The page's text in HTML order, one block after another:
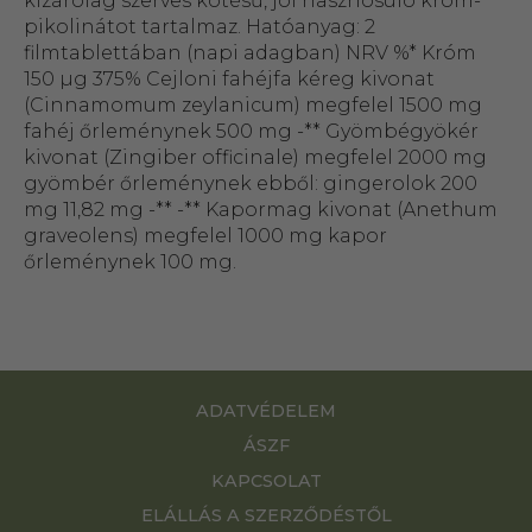
pikolinátot tartalmaz. Hatóanyag: 2
filmtablettában (napi adagban) NRV %* Króm
150 µg 375% Cejloni fahéjfa kéreg kivonat
(Cinnamomum zeylanicum) megfelel 1500 mg
fahéj őrleménynek 500 mg -** Gyömbégyökér
kivonat (Zingiber officinale) megfelel 2000 mg
gyömbér őrleménynek ebből: gingerolok 200
mg 11,82 mg -** -** Kapormag kivonat (Anethum
graveolens) megfelel 1000 mg kapor
őrleménynek 100 mg.
ADATVÉDELEM
ÁSZF
KAPCSOLAT
ELÁLLÁS A SZERZŐDÉSTŐL